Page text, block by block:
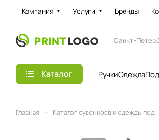
Компания Услуги Бренды
Санкт-
Каталог РучкиОдежда
Главная Каталог сувениров и одежды под